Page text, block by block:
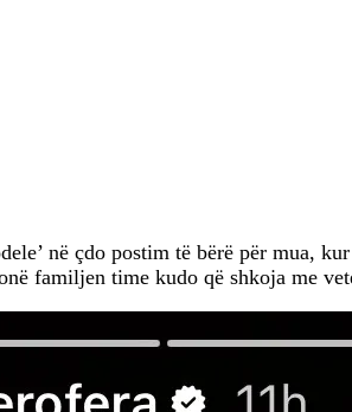
në çdo postim të bërë për mua,
familjen time kudo që shkoja me